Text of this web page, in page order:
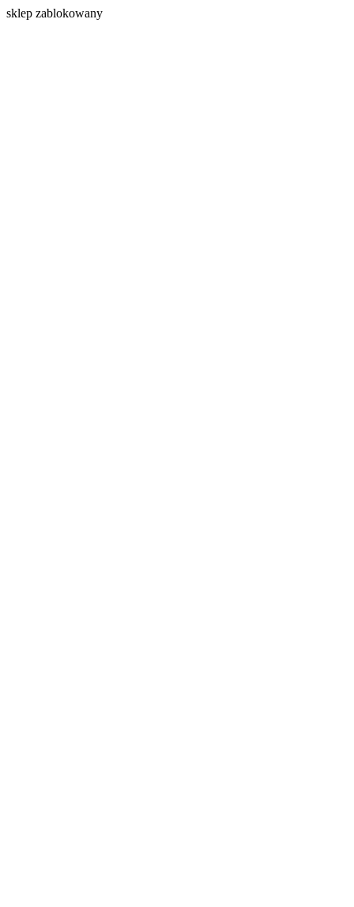
sklep zablokowany